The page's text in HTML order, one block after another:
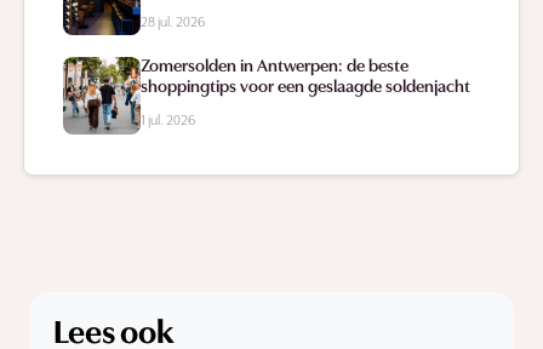
28 jul. 2026
Zomersolden in Antwerpen: de beste
shoppingtips voor een geslaagde soldenjacht
1 jul. 2026
Lees ook